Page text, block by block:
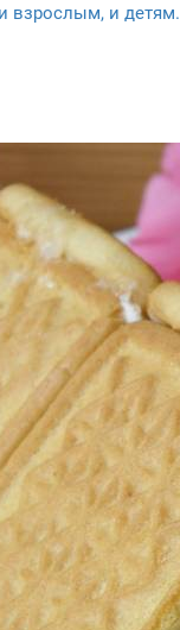
взрослым, и детям.